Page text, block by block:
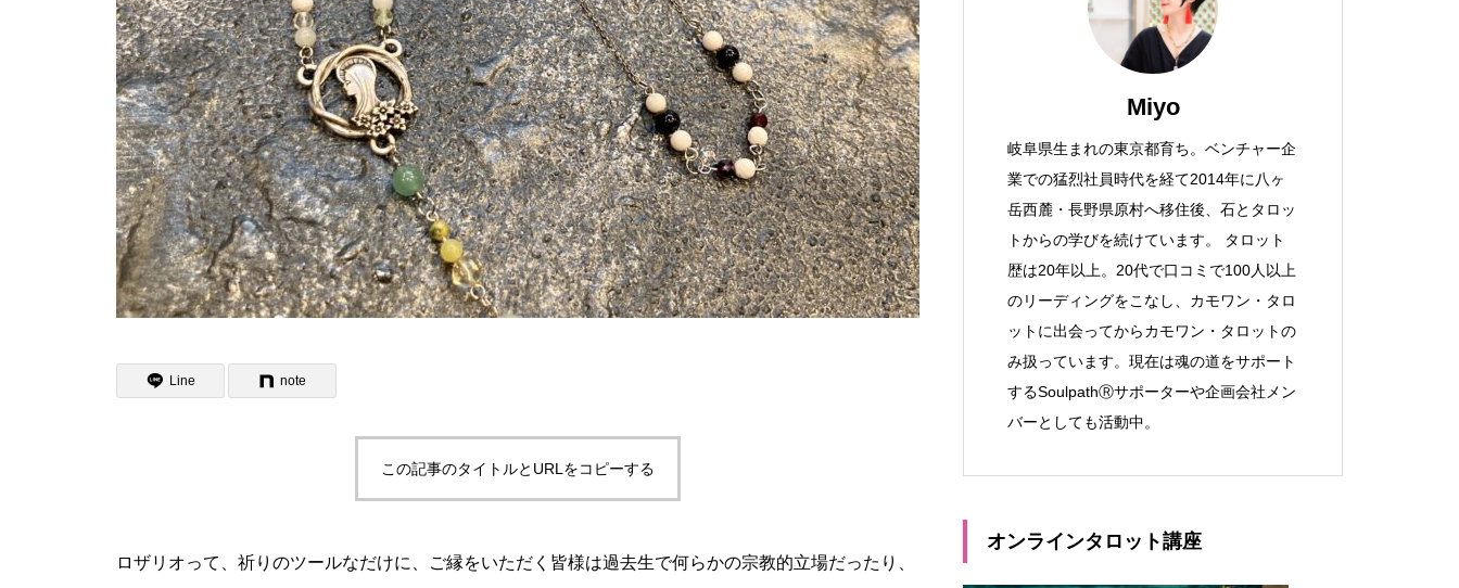
Line note
この記事のタイトルとURLをコピーする
ロザリオって、祈りのツールなだけに、ご縁をいただく皆様は過去生で何らかの宗教的立場だったり、
Miyo
岐阜県生まれの東京都育ち。ベンチャー企
業での猛烈社員時代を経て2014年に八ヶ
岳西麓・長野県原村へ移住後、石とタロッ
トからの学びを続けています。 タロット
歴は20年以上。20代で口コミで100人以上
のリーディングをこなし、カモワン・タロ
ットに出会ってからカモワン・タロットの
み扱っています。現在は魂の道をサポート
するSoulpathⓇサポーターや企画会社メン
バーとしても活動中。
オンラインタロット講座